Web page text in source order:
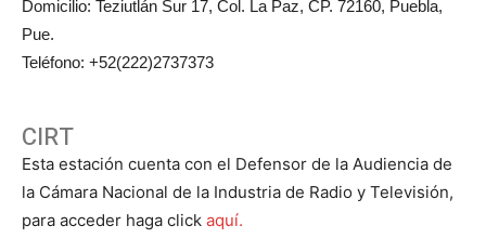
Domicilio: Teziutlán Sur 17, Col. La Paz, CP. 72160, Puebla,
Pue.
Teléfono: +52(222)2737373
CIRT
Esta estación cuenta con el Defensor de la Audiencia de
la Cámara Nacional de la Industria de Radio y Televisión,
para acceder haga click aquí.